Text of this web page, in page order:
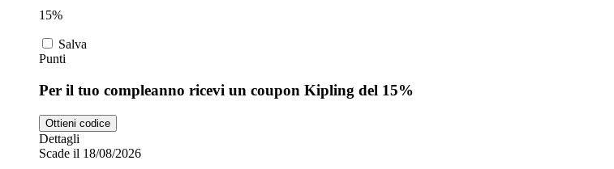
15%
Salva
Punti
Per il tuo compleanno ricevi un coupon Kipling del 15%
Ottieni codice
Dettagli
Scade il 18/08/2026